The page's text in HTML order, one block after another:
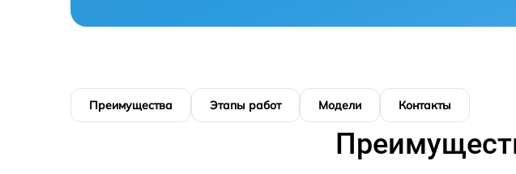
Преимущества Этапы работ Модели Контакты